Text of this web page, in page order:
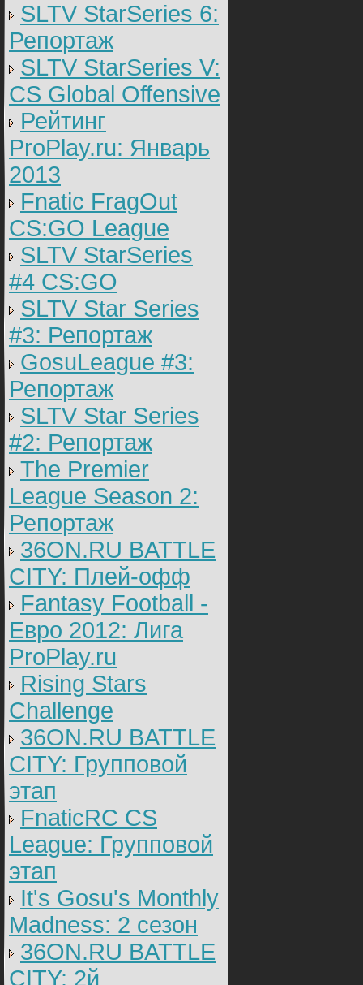
SLTV StarSeries 6:
Репортаж
SLTV StarSeries V:
CS Global Offensive
Рейтинг
ProPlay.ru: Январь
2013
Fnatic FragOut
CS:GO League
SLTV StarSeries
#4 CS:GO
SLTV Star Series
#3: Репортаж
GosuLeague #3:
Репортаж
SLTV Star Series
#2: Репортаж
The Premier
League Season 2:
Репортаж
36ON.RU BATTLE
CITY: Плей-офф
Fantasy Football -
Евро 2012: Лига
ProPlay.ru
Rising Stars
Challenge
36ON.RU BATTLE
CITY: Групповой
этап
FnaticRC CS
League: Групповой
этап
It's Gosu's Monthly
Madness: 2 сезон
36ON.RU BATTLE
CITY: 2й